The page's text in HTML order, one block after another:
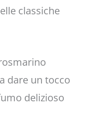
classiche
dare un tocco
delizioso